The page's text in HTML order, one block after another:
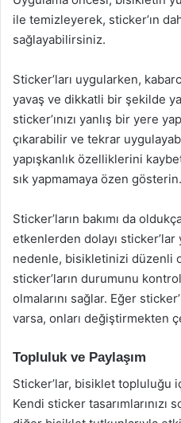
ile temizleyerek, sticker’ın
sağlayabilirsiniz.
Sticker’ları uygularken,
yavaş ve dikkatli bir şekilde
sticker’ınızı yanlış bir yere
çıkarabilir ve tekrar
yapışkanlık özelliklerini
sık yapmamaya özen gösterin.
Sticker’ların bakımı da
etkenlerden dolayı
nedenle, bisikletinizi düzenli
sticker’ların durumunu
olmalarını sağlar. Eğer
varsa, onları değiştirmekten
Topluluk ve Paylaşım
Sticker’lar, bisiklet topluluğu
Kendi sticker tasarımlarınızı